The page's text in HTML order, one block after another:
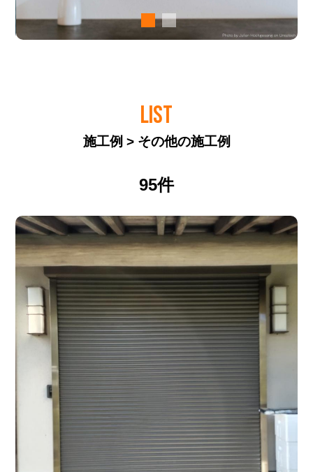
LIST
施工例 > その他の施工例
95件